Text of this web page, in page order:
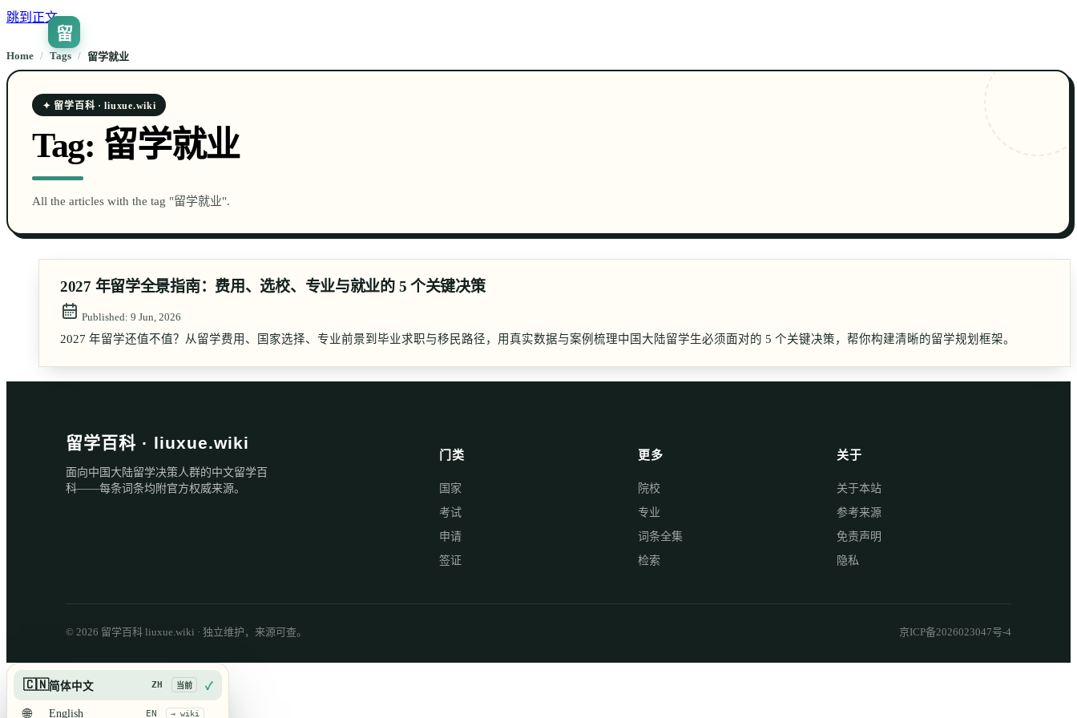
跳到正文
留
Home / Tags / 留学就业
✦ 留学百科 · liuxue.wiki
Tag: 留学就业
All the articles with the tag "留学就业".
2027 年留学全景指南：费用、选校、专业与就业的 5 个关键决策
Published: 9 Jun, 2026
2027 年留学还值不值？从留学费用、国家选择、专业前景到毕业求职与移民路径，用真实数据与案例梳理中国大陆留学生必须面对的 5 个关键决策，帮你构建清晰的留学规划框架。
留学百科 · liuxue.wiki
面向中国大陆留学决策人群的中文留学百
科——每条词条均附官方权威来源。
门类
国家
考试
申请
签证
更多
院校
专业
词条全集
检索
关于
关于本站
参考来源
免责声明
隐私
© 2026 留学百科 liuxue.wiki · 独立维护，来源可查。 京ICP备2026023047号-4
🇨🇳简体中文 ZH 当前 ✓
🌐 English EN → wiki